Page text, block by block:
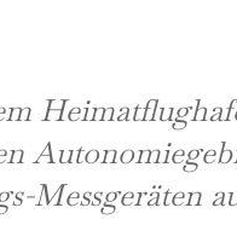
Messgeräten